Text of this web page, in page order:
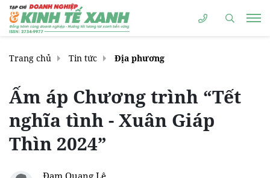
Trang chủ Tin tức Địa phương
Ấm áp Chương trình “Tết
nghĩa tình - Xuân Giáp
Thìn 2024”
Đạm Quang Lê